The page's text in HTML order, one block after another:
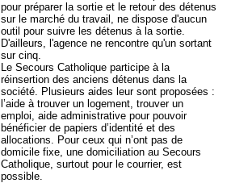
pour préparer la sortie et le retour des détenus
sur le marché du travail, ne dispose d'aucun
outil pour suivre les détenus à la sortie.
D'ailleurs, l'agence ne rencontre qu'un sortant
sur cinq.
Le Secours Catholique participe à la
réinsertion des anciens détenus dans la
société. Plusieurs aides leur sont proposées :
l’aide à trouver un logement, trouver un
emploi, aide administrative pour pouvoir
bénéficier de papiers d’identité et des
allocations. Pour ceux qui n’ont pas de
domicile fixe, une domiciliation au Secours
Catholique, surtout pour le courrier, est
possible.